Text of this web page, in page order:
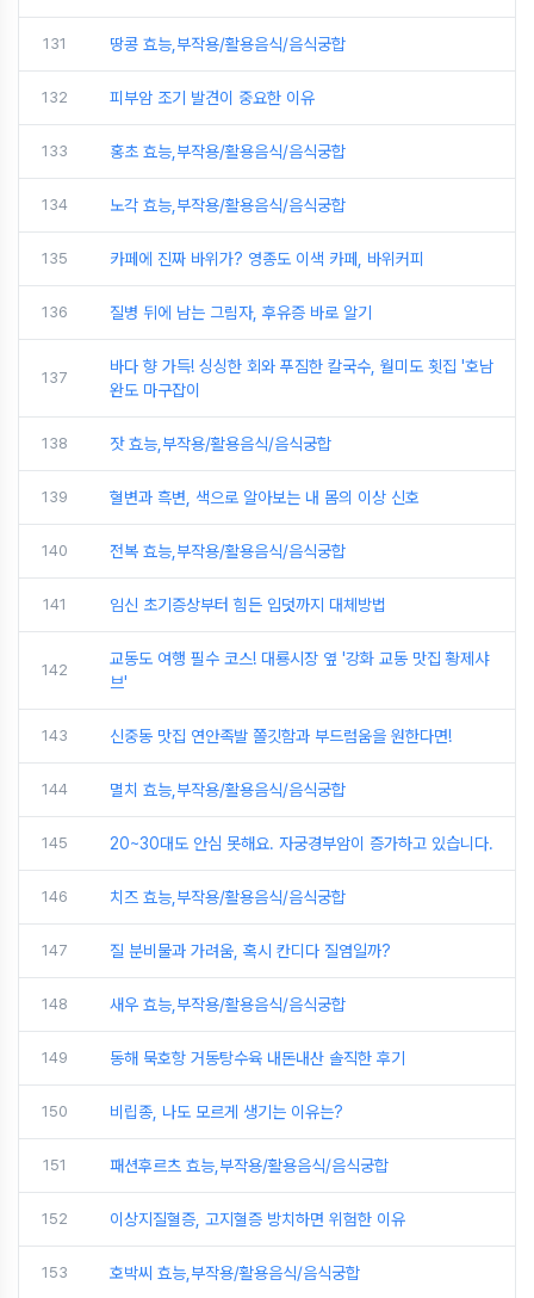
131 땅콩 효능,부작용/활용음식/음식궁합
132 피부암 조기 발견이 중요한 이유
133 홍초 효능,부작용/활용음식/음식궁합
134 노각 효능,부작용/활용음식/음식궁합
135 카페에 진짜 바위가? 영종도 이색 카페, 바위커피
136 질병 뒤에 남는 그림자, 후유증 바로 알기
137
바다 향 가득! 싱싱한 회와 푸짐한 칼국수, 월미도 횟집 '호남
완도 마구잡이
138 잣 효능,부작용/활용음식/음식궁합
139 혈변과 흑변, 색으로 알아보는 내 몸의 이상 신호
140 전복 효능,부작용/활용음식/음식궁합
141 임신 초기증상부터 힘든 입덧까지 대체방법
142
교동도 여행 필수 코스! 대룡시장 옆 '강화 교동 맛집 황제샤
브'
143 신중동 맛집 연안족발 쫄깃함과 부드럼움을 원한다면!
144 멸치 효능,부작용/활용음식/음식궁합
145 20~30대도 안심 못해요. 자궁경부암이 증가하고 있습니다.
146 치즈 효능,부작용/활용음식/음식궁합
147 질 분비물과 가려움, 혹시 칸디다 질염일까?
148 새우 효능,부작용/활용음식/음식궁합
149 동해 묵호항 거동탕수육 내돈내산 솔직한 후기
150 비립종, 나도 모르게 생기는 이유는?
151 패션후르츠 효능,부작용/활용음식/음식궁합
152 이상지질혈증, 고지혈증 방치하면 위험한 이유
153 호박씨 효능,부작용/활용음식/음식궁합